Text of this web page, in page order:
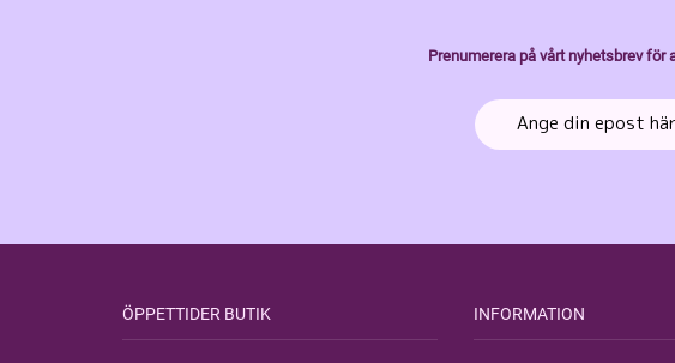
Prenumerera på vårt nyhetsbrev
ÖPPETTIDER BUTIK INFORMATION